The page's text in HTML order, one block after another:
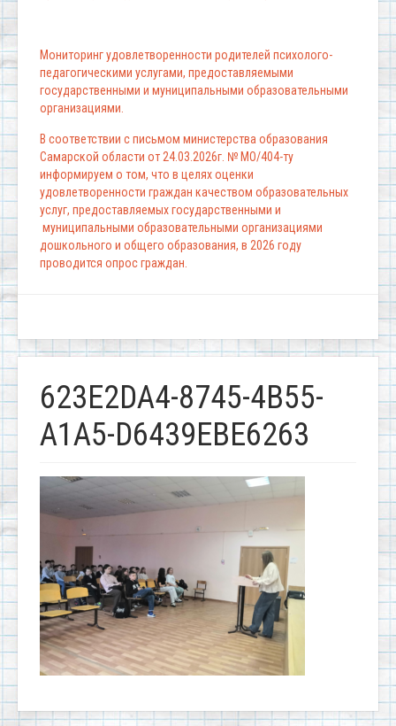
Мониторинг удовлетворенности родителей психолого-
педагогическими услугами, предоставляемыми
государственными и муниципальными образовательными
организациями.
В соответствии с письмом министерства образования
Самарской области от 24.03.2026г. № МО/404-ту
информируем о том, что в целях оценки
удовлетворенности граждан качеством образовательных
услуг, предоставляемых государственными и
муниципальными образовательными организациями
дошкольного и общего образования, в 2026 году
проводится опрос граждан.
623E2DA4-8745-4B55-
A1A5-D6439EBE6263